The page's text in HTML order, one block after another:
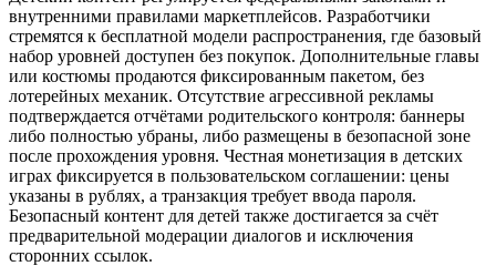
внутренними правилами маркетплейсов. Разработчики
стремятся к бесплатной модели распространения, где базовый
набор уровней доступен без покупок. Дополнительные главы
или костюмы продаются фиксированным пакетом, без
лотерейных механик. Отсутствие агрессивной рекламы
подтверждается отчётами родительского контроля: баннеры
либо полностью убраны, либо размещены в безопасной зоне
после прохождения уровня. Честная монетизация в детских
играх фиксируется в пользовательском соглашении: цены
указаны в рублях, а транзакция требует ввода пароля.
Безопасный контент для детей также достигается за счёт
предварительной модерации диалогов и исключения
сторонних ссылок.